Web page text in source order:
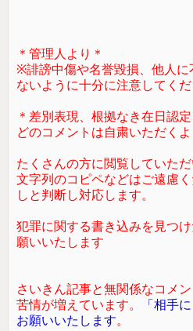
＊管理人より＊
※誹謗中傷や名誉毀損、他人に
ないように十分に注意してく
＊差別表現、根拠なき在日認
どのコメントは自粛いただく
たくさんの方に閲覧していた
文字列のコピペなどはご遠慮
しと判断し対応します。
犯罪に関する書き込みを見つ
願いいたします
さいきん記事と無関係なコメ
苦情が増えています。
「相手
お願いいたします。